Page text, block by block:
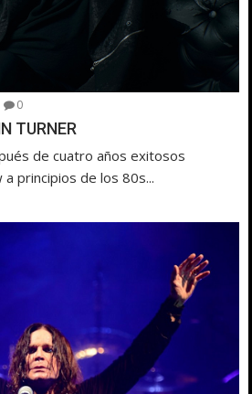
0
TURNER
de cuatro años exitosos
principios de los 80s...